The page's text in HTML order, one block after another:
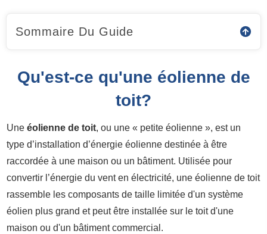
Sommaire Du Guide
Qu'est-ce qu'une éolienne de
toit?
Une éolienne de toit, ou une « petite éolienne », est un
type d’installation d’énergie éolienne destinée à être
raccordée à une maison ou un bâtiment. Utilisée pour
convertir l’énergie du vent en électricité, une éolienne de toit
rassemble les composants de taille limitée d'un système
éolien plus grand et peut être installée sur le toit d'une
maison ou d'un bâtiment commercial.